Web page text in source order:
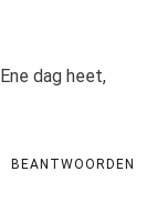
Ene dag heet,
BEANTWOORDEN